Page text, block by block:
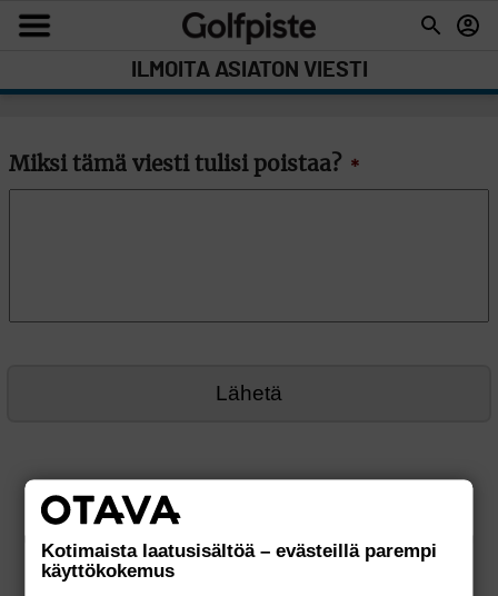
ILMOITA ASIATON VIESTI
Miksi tämä viesti tulisi poistaa? *
Kotimaista laatusisältöä – evästeillä parempi
käyttökokemus